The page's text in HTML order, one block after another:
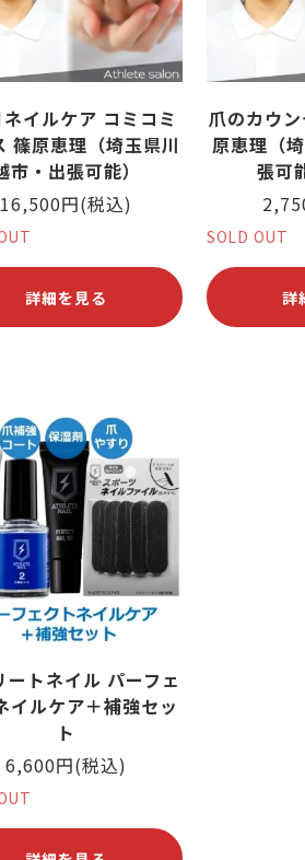
イルケア コミコミ
篠原恵理（埼玉県川
市・出張可能）
16,500円(税込)
詳細を見る
爪のカウ
原恵理（
張可
SOLD OUT
詳
ートネイル パーフェ
イルケア＋補強セッ
ト
6,600円(税込)